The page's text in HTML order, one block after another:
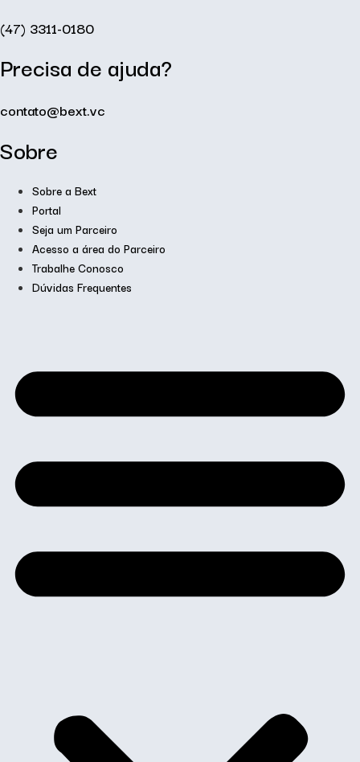
(47) 3311-0180
Precisa de ajuda?
contato@bext.vc
Sobre
Sobre a Bext
Portal
Seja um Parceiro
Acesso a área do Parceiro
Trabalhe Conosco
Dúvidas Frequentes